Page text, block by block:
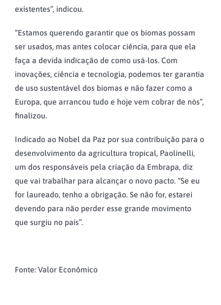
existentes”, indicou.
“Estamos querendo garantir que os biomas possam
ser usados, mas antes colocar ciência, para que ela
faça a devida indicação de como usá-los. Com
inovações, ciência e tecnologia, podemos ter garantia
de uso sustentável dos biomas e não fazer como a
Europa, que arrancou tudo e hoje vem cobrar de nós”,
finalizou.
Indicado ao Nobel da Paz por sua contribuição para o
desenvolvimento da agricultura tropical, Paolinelli,
um dos responsáveis pela criação da Embrapa, diz
que vai trabalhar para alcançar o novo pacto. “Se eu
for laureado, tenho a obrigação. Se não for, estarei
devendo para não perder esse grande movimento
que surgiu no país”.
Fonte: Valor Econômico